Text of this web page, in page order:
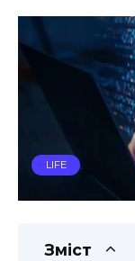
LIFE
Зміст